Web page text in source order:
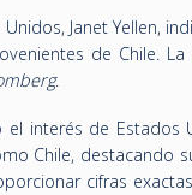
Janet Yellen,
de Chile.
.
el interés de
Chile, destacando
cifras